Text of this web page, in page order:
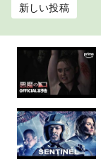
新しい投稿